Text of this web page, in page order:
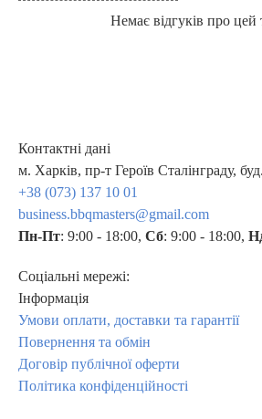
Немає відгуків про цей
Контактні дані
м. Харків, пр-т Героїв Сталінграду,
+38 (073) 137 10 01
business.bbqmasters@gmail.com
Пн-Пт: 9:00 - 18:00, Сб: 9:00 - 18:00,
Соціальні мережі:
Інформація
Умови оплати, доставки та гарантії
Повернення та обмін
Договір публічної оферти
Політика конфіденційності